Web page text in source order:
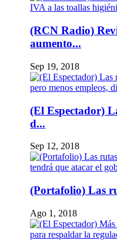
(RCN Radio)
aumento...
Sep 19, 2018
(El Espectador)
d...
Sep 12, 2018
(Portafolio) Las
Ago 1, 2018